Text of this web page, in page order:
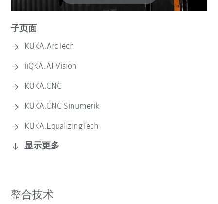
子页面
KUKA.ArcTech
iiQKA.AI Vision
KUKA.CNC
KUKA.CNC Sinumerik
KUKA.EqualizingTech
KUKA.EasyVariableView
显示更多
整合技术